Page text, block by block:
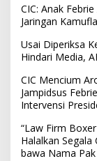
CIC: Anak
Jaringan
Usai Diperiksa
Hindari Media,
CIC Mencium
Jampidsus
Intervensi
“Law Firm
Halalkan
bawa Nama Pak